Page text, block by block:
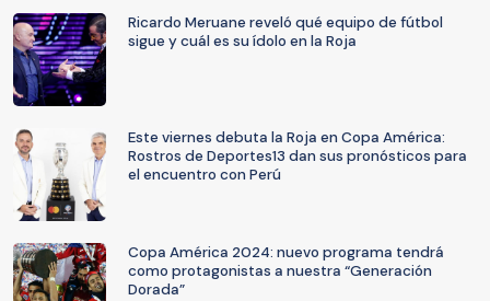
Ricardo Meruane reveló qué equipo de fútbol
sigue y cuál es su ídolo en la Roja
Este viernes debuta la Roja en Copa América:
Rostros de Deportes13 dan sus pronósticos para
el encuentro con Perú
Copa América 2024: nuevo programa tendrá
como protagonistas a nuestra “Generación
Dorada”